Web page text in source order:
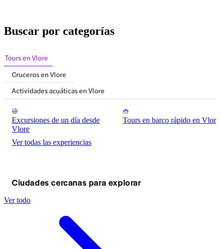
Buscar por categorías
Tours en Vlore
Cruceros en Vlore
Actividades acuáticas en Vlore
Excursiones de un día desde
Vlore
Tours en barco rápido en Vlore
Ver todas las experiencias
Ciudades cercanas para explorar
Ver todo